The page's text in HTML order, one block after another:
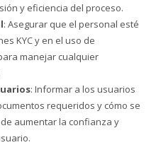
y eficiencia del proceso.
: Asegurar que el personal esté
KYC y en el uso de
manejar cualquier
: Informar a los usuarios
requeridos y cómo se
aumentar la confianza y